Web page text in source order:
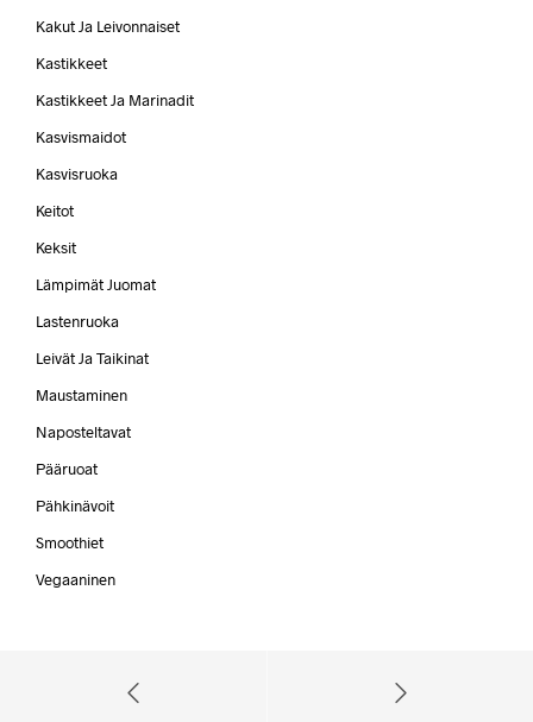
Kakut Ja Leivonnaiset
Kastikkeet
Kastikkeet Ja Marinadit
Kasvismaidot
Kasvisruoka
Keitot
Keksit
Lämpimät Juomat
Lastenruoka
Leivät Ja Taikinat
Maustaminen
Naposteltavat
Pääruoat
Pähkinävoit
Smoothiet
Vegaaninen